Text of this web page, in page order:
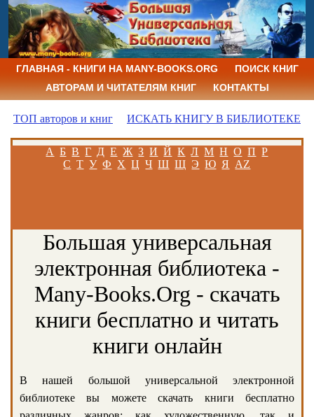
ГЛАВНАЯ - КНИГИ НА MANY-BOOKS.ORG
ПОИСК КНИГ
АВТОРАМ И ЧИТАТЕЛЯМ КНИГ
КОНТАКТЫ
ТОП авторов и книг ИСКАТЬ КНИГУ В БИБЛИОТЕКЕ
А Б В Г Д Е Ж З И Й К Л М Н О П Р
С Т У Ф Х Ц Ч Ш Щ Э Ю Я AZ
Большая универсальная
электронная библиотека -
Many-Books.Org - скачать
книги бесплатно и читать
книги онлайн
В нашей большой универсальной электронной
библиотеке вы можете скачать книги бесплатно